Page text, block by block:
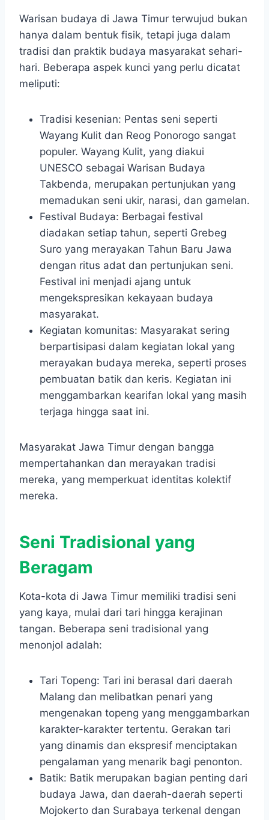
Warisan budaya di Jawa Timur terwujud bukan
hanya dalam bentuk fisik, tetapi juga dalam
tradisi dan praktik budaya masyarakat sehari-
hari. Beberapa aspek kunci yang perlu dicatat
meliputi:
Tradisi kesenian: Pentas seni seperti
Wayang Kulit dan Reog Ponorogo sangat
populer. Wayang Kulit, yang diakui
UNESCO sebagai Warisan Budaya
Takbenda, merupakan pertunjukan yang
memadukan seni ukir, narasi, dan gamelan.
Festival Budaya: Berbagai festival
diadakan setiap tahun, seperti Grebeg
Suro yang merayakan Tahun Baru Jawa
dengan ritus adat dan pertunjukan seni.
Festival ini menjadi ajang untuk
mengekspresikan kekayaan budaya
masyarakat.
Kegiatan komunitas: Masyarakat sering
berpartisipasi dalam kegiatan lokal yang
merayakan budaya mereka, seperti proses
pembuatan batik dan keris. Kegiatan ini
menggambarkan kearifan lokal yang masih
terjaga hingga saat ini.
Masyarakat Jawa Timur dengan bangga
mempertahankan dan merayakan tradisi
mereka, yang memperkuat identitas kolektif
mereka.
Seni Tradisional yang
Beragam
Kota-kota di Jawa Timur memiliki tradisi seni
yang kaya, mulai dari tari hingga kerajinan
tangan. Beberapa seni tradisional yang
menonjol adalah:
Tari Topeng: Tari ini berasal dari daerah
Malang dan melibatkan penari yang
mengenakan topeng yang menggambarkan
karakter-karakter tertentu. Gerakan tari
yang dinamis dan ekspresif menciptakan
pengalaman yang menarik bagi penonton.
Batik: Batik merupakan bagian penting dari
budaya Jawa, dan daerah-daerah seperti
Mojokerto dan Surabaya terkenal dengan